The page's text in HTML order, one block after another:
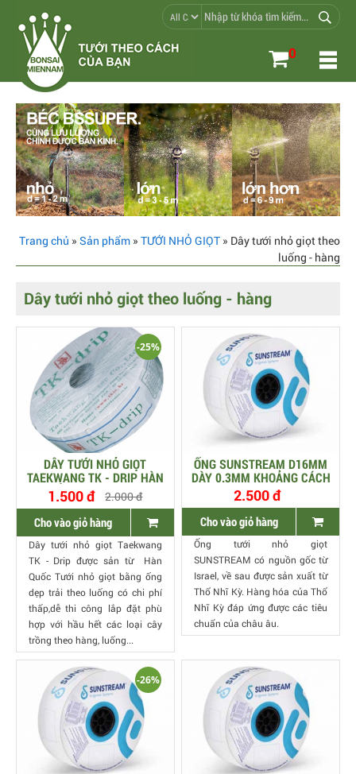
0
Trang chủ » Sản phẩm » TƯỚI NHỎ GIỌT » Dây tưới nhỏ giọt theo
luống - hàng
Dây tưới nhỏ giọt theo luống - hàng
DÂY TƯỚI NHỎ GIỌT
TAEKWANG TK - DRIP HÀN
QUỐC, CỠ 16MM, DÀY
0.2MM, KHOẢNG CÁCH
20CM
1.500 đ 2.000 đ
-25%
Cho vào giỏ hàng
Dây tưới nhỏ giọt Taekwang
TK - Drip được sản từ Hàn
Quốc Tưới nhỏ giọt bằng ống
dẹp trải theo luống có chi phí
thấp,dễ thi công lắp đặt phù
hợp với hầu hết các loại cây
trồng theo hàng, luống...
ỐNG SUNSTREAM D16MM
DÀY 0.3MM KHOẢNG CÁCH
20CM LƯU LƯỢNG 2.6
LÍT/H
2.500 đ
Cho vào giỏ hàng
Ống tưới nhỏ giọt
SUNSTREAM có nguồn gốc từ
Israel, về sau được sản xuất từ
Thổ Nhĩ Kỳ. Hàng hóa của Thổ
Nhĩ Kỳ đáp ứng được các tiêu
chuẩn của châu âu.
-26%